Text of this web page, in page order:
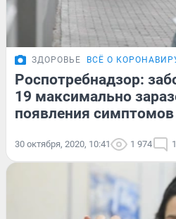
ЗДОРОВЬЕ ВСЁ О
Роспотребнадзор:
19 максимально
появления симптомов
30 октября, 2020, 10:41 1 974 1